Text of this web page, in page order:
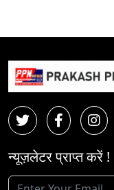
न्यूज़लेटर प्राप्त करें !